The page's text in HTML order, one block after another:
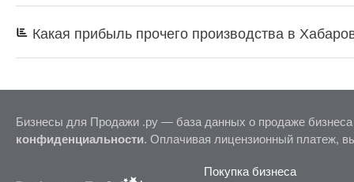
Какая прибыль прочего производства в
Бизнесы для Продажи .ру — база данных о продаже
конфиденциальности. Оплачивая лицензионный платеж,
Покупка бизнеса